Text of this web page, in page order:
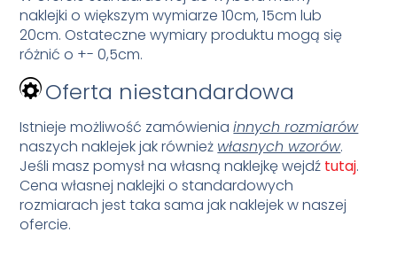
naklejki o większym wymiarze 10cm, 15cm lub
20cm. Ostateczne wymiary produktu mogą się
różnić o +- 0,5cm.
Oferta niestandardowa
Istnieje możliwość zamówieniainnych rozmiarów
naszych naklejek jak również własnych wzorów.
Jeśli masz pomysł na własną naklejkę wejdź tutaj.
Cena własnej naklejki o standardowych
rozmiarach jest taka sama jak naklejek w naszej
ofercie.